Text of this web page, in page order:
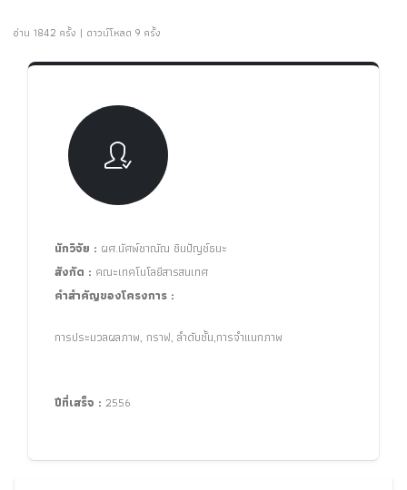
อ่าน 1842 ครั้ง | ดาวน์โหลด 9 ครั้ง
นักวิจัย : ผศ.นัศพ์ชาณัณ ชินปัญช์ธนะ
สังกัด : คณะเทคโนโลยีสารสนเทศ
คำสำคัญของโครงการ :
การประมวลผลภาพ, กราฟ, ลำดับชั้น,การจำแนกภาพ
ปีที่เสร็จ : 2556